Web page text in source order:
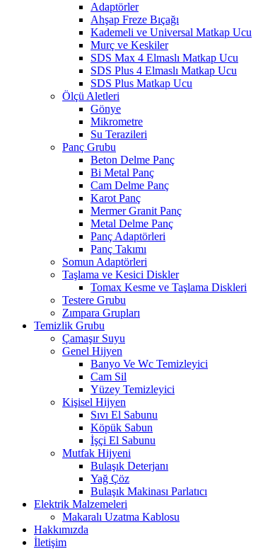
Adaptörler
Ahşap Freze Bıçağı
Kademeli ve Universal Matkap Ucu
Murç ve Keskiler
SDS Max 4 Elmaslı Matkap Ucu
SDS Plus 4 Elmaslı Matkap Ucu
SDS Plus Matkap Ucu
Ölçü Aletleri
Gönye
Mikrometre
Su Terazileri
Panç Grubu
Beton Delme Panç
Bi Metal Panç
Cam Delme Panç
Karot Panç
Mermer Granit Panç
Metal Delme Panç
Panç Adaptörleri
Panç Takımı
Somun Adaptörleri
Taşlama ve Kesici Diskler
Tomax Kesme ve Taşlama Diskleri
Testere Grubu
Zımpara Grupları
Temizlik Grubu
Çamaşır Suyu
Genel Hijyen
Banyo Ve Wc Temizleyici
Cam Sil
Yüzey Temizleyici
Kişisel Hijyen
Sıvı El Sabunu
Köpük Sabun
İşçi El Sabunu
Mutfak Hijyeni
Bulaşık Deterjanı
Yağ Çöz
Bulaşık Makinası Parlatıcı
Elektrik Malzemeleri
Makaralı Uzatma Kablosu
Hakkımızda
İletişim